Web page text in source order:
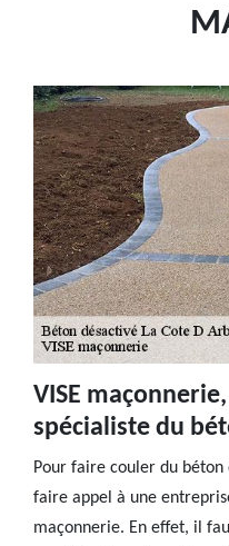
VISE
spécialiste du
Pour faire couler du
faire appel à une
maçonnerie. En effet, il